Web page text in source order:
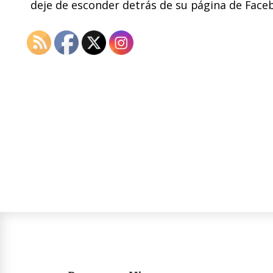
deje de esconder detrás de su página de